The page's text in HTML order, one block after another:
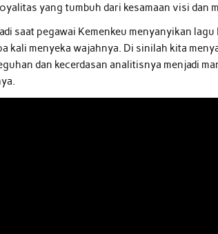
yang tumbuh dari kesamaan visi dan
saat pegawai Kemenkeu menyanyikan
kali menyeka wajahnya. Di sinilah kita
dan kecerdasan analitisnya menjadi